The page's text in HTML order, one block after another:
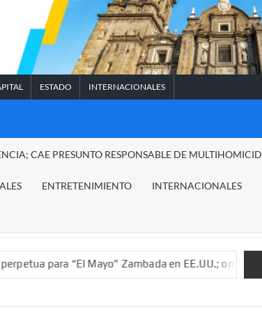
ESTADO INTERNACIONALES
CAE PRESUNTO RESPONSABLE DE
ENTRETENIMIENTO INTERNACIONALES
Mayo” Zambada en EE.UU.; ordenan decomiso